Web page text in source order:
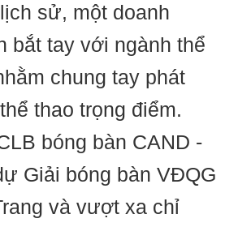
sử, một doanh
bắt tay với ngành thể
chung tay phát
thao trọng điểm.
bóng bàn CAND -
Giải bóng bàn VĐQG
và vượt xa chỉ